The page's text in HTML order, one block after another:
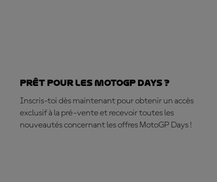
Prêt pour les MotoGP Days ?
Inscris-toi dès maintenant pour obtenir un accès
exclusif à la pré-vente et recevoir toutes les
nouveautés concernant les offres MotoGP Days !